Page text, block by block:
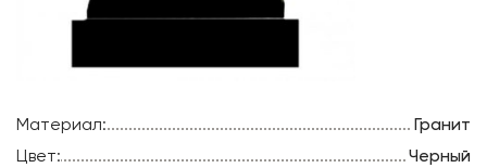
Материал:
Гранит
Цвет:
Черный